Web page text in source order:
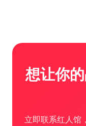
想让你
立即联系红人馆